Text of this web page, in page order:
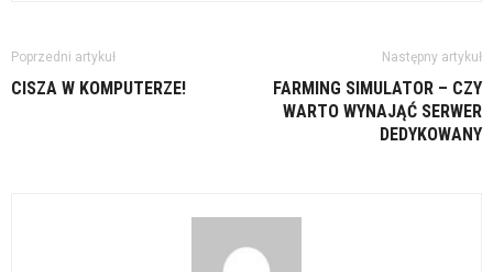
Poprzedni artykuł
CISZA W KOMPUTERZE!
Następny artykuł
FARMING SIMULATOR – CZY
WARTO WYNAJĄĆ SERWER
DEDYKOWANY